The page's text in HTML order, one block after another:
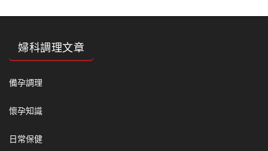
婦科調理文章
備孕調理
懷孕知識
日常保健